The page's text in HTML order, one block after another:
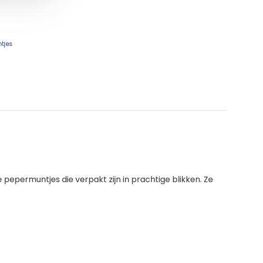
die verpakt zijn in prachtige blikken. Ze